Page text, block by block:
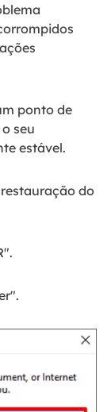
ponto de
seu
estável.
do